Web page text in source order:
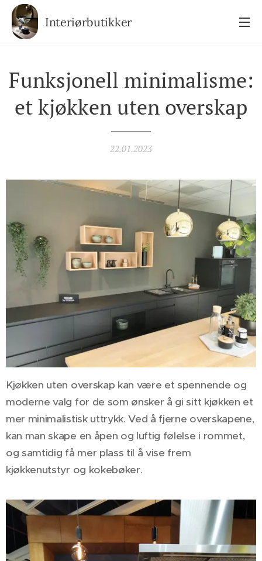
Interiørbutikker
Funksjonell minimalisme:
et kjøkken uten overskap
22.01.2023
Kjøkken uten overskap kan være et spennende og
moderne valg for de som ønsker å gi sitt kjøkken et
mer minimalistisk uttrykk. Ved å fjerne overskapene,
kan man skape en åpen og luftig følelse i rommet,
og samtidig få mer plass til å vise frem
kjøkkenutstyr og kokebøker.